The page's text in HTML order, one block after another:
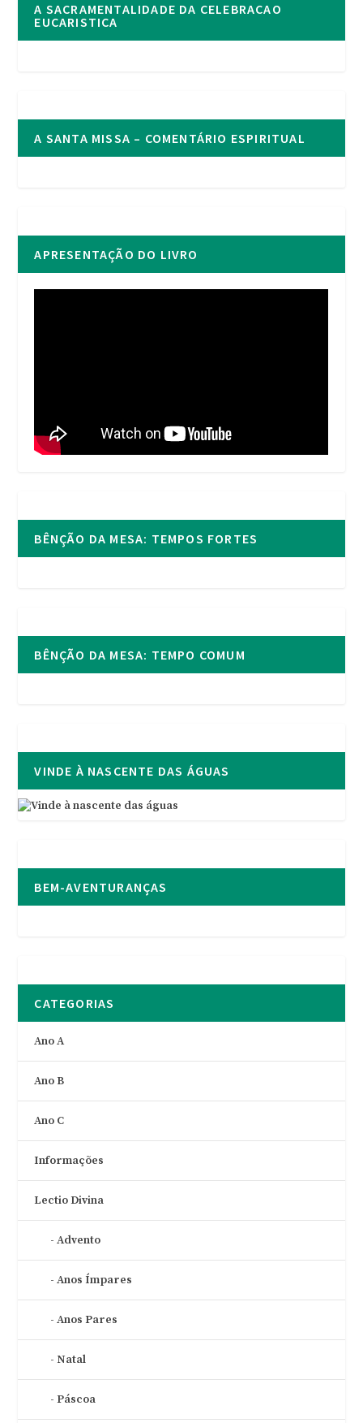
A SACRAMENTALIDADE DA CELEBRACAO
EUCARISTICA
A SANTA MISSA – COMENTÁRIO ESPIRITUAL
APRESENTAÇÃO DO LIVRO
BÊNÇÃO DA MESA: TEMPOS FORTES
BÊNÇÃO DA MESA: TEMPO COMUM
VINDE À NASCENTE DAS ÁGUAS
BEM-AVENTURANÇAS
CATEGORIAS
Ano A
Ano B
Ano C
Informações
Lectio Divina
Advento
Anos Ímpares
Anos Pares
Natal
Páscoa